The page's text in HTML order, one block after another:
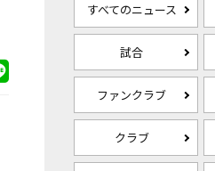
すべてのニュース
試合
ファンクラブ
クラブ